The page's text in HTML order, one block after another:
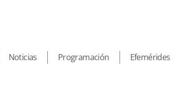
Noticias Programación Efemérides